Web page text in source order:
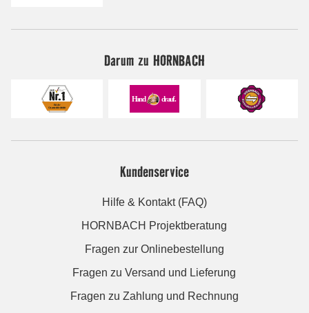
Darum zu HORNBACH
Kundenservice
Hilfe & Kontakt (FAQ)
HORNBACH Projektberatung
Fragen zur Onlinebestellung
Fragen zu Versand und Lieferung
Fragen zu Zahlung und Rechnung